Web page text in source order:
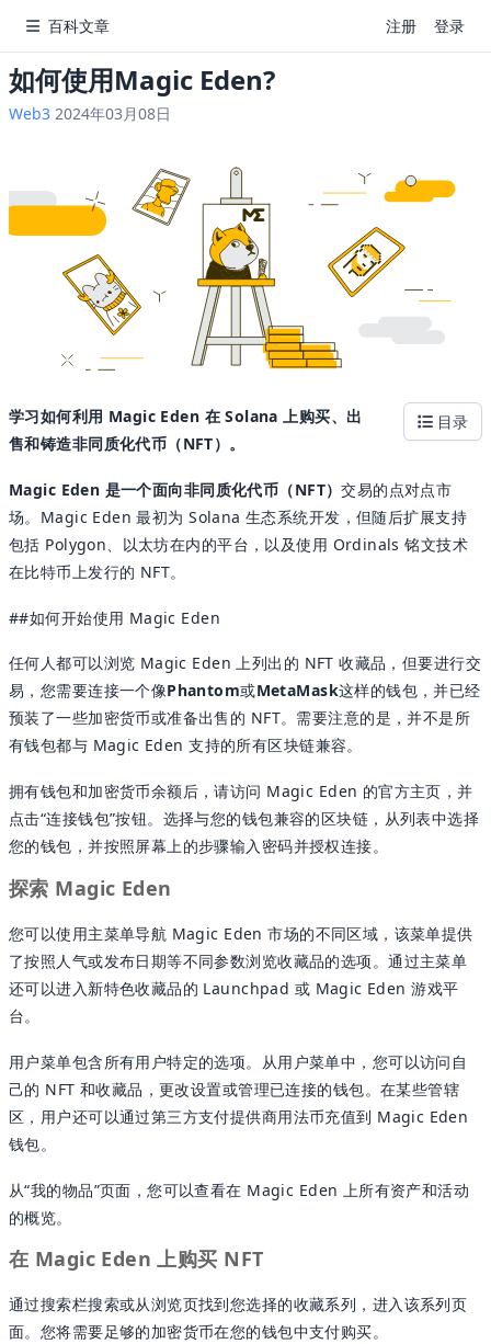
百科文章 注册 登录
如何使用Magic Eden?
Web3 2024年03月08日
目录
学习如何利用 Magic Eden 在 Solana 上购买、出
售和铸造非同质化代币（NFT）。
Magic Eden 是一个面向非同质化代币（NFT）交易的点对点市
场。Magic Eden 最初为 Solana 生态系统开发，但随后扩展支持
包括 Polygon、以太坊在内的平台，以及使用 Ordinals 铭文技术
在比特币上发行的 NFT。
##如何开始使用 Magic Eden
任何人都可以浏览 Magic Eden 上列出的 NFT 收藏品，但要进行交
易，您需要连接一个像Phantom或MetaMask这样的钱包，并已经
预装了一些加密货币或准备出售的 NFT。需要注意的是，并不是所
有钱包都与 Magic Eden 支持的所有区块链兼容。
拥有钱包和加密货币余额后，请访问 Magic Eden 的官方主页，并
点击“连接钱包”按钮。选择与您的钱包兼容的区块链，从列表中选择
您的钱包，并按照屏幕上的步骤输入密码并授权连接。
探索 Magic Eden
您可以使用主菜单导航 Magic Eden 市场的不同区域，该菜单提供
了按照人气或发布日期等不同参数浏览收藏品的选项。通过主菜单
还可以进入新特色收藏品的 Launchpad 或 Magic Eden 游戏平
台。
用户菜单包含所有用户特定的选项。从用户菜单中，您可以访问自
己的 NFT 和收藏品，更改设置或管理已连接的钱包。在某些管辖
区，用户还可以通过第三方支付提供商用法币充值到 Magic Eden
钱包。
从“我的物品”页面，您可以查看在 Magic Eden 上所有资产和活动
的概览。
在 Magic Eden 上购买 NFT
通过搜索栏搜索或从浏览页找到您选择的收藏系列，进入该系列页
面。您将需要足够的加密货币在您的钱包中支付购买。